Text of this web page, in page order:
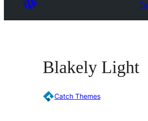
Blakely Light
Catch Themes